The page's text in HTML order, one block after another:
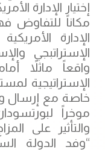
إختيار الإدارة
مكاناً للتفاوض
الإدارة
الإستراتبجي
واقعاً ماثلاً
الإستراتيجية
خاصة مع إرسال
موخراً
والتأثير على
“وفد الدولة